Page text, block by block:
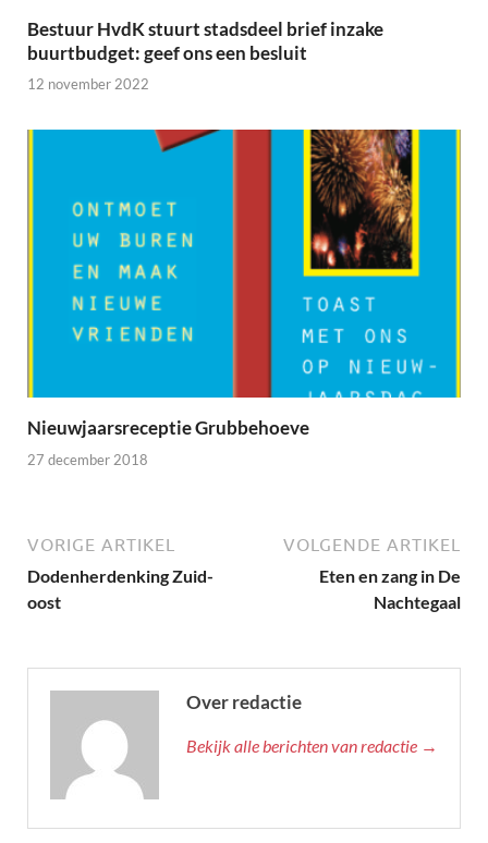
Bestuur HvdK stuurt stadsdeel brief inzake
buurtbudget: geef ons een besluit
12 november 2022
Nieuwjaarsreceptie Grubbehoeve
27 december 2018
VORIGE ARTIKEL
Dodenherdenking Zuid-
oost
VOLGENDE ARTIKEL
Eten en zang in De
Nachtegaal
Over redactie
Bekijk alle berichten van redactie →